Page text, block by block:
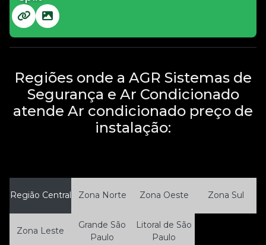
Regiões onde a AGR Sistemas de
Segurança e Ar Condicionado
atende Ar condicionado preço de
instalação:
Região Central Zona Norte Zona Oeste Zona Sul
Zona Leste
Grande São
Paulo
Litoral de São
Paulo